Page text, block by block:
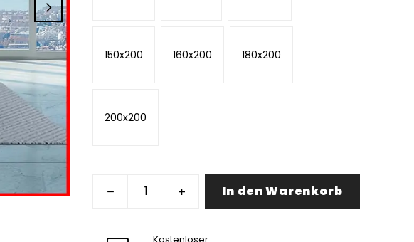
150x200 160x200 180x200
200x200
In den Warenkorb